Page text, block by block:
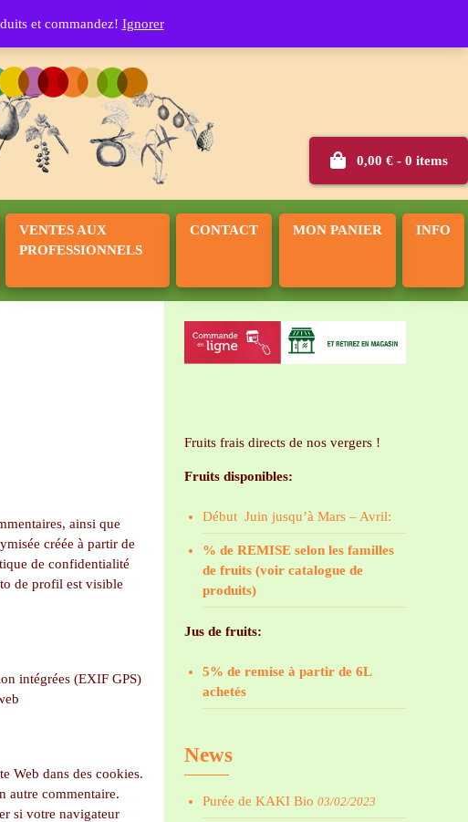
Carle
VENTES AUX
PROFESSIONNELS
CONTACT MON PANIER INFO
ainsi que
créée à partir de
de confidentialité
de profil est visible
intégrées (EXIF GPS)
Web dans des cookies.
autre commentaire.
si votre navigateur
Fruits frais directs de nos vergers !
Fruits disponibles:
Début Juin jusqu’à Mars – Avril:
% de REMISE selon les familles
de fruits (voir catalogue de
produits)
Jus de fruits:
5% de remise à partir de 6L
achetés
News
Purée de KAKI Bio 03/02/2023
et commandez! Ignorer
0,00 €- 0 items